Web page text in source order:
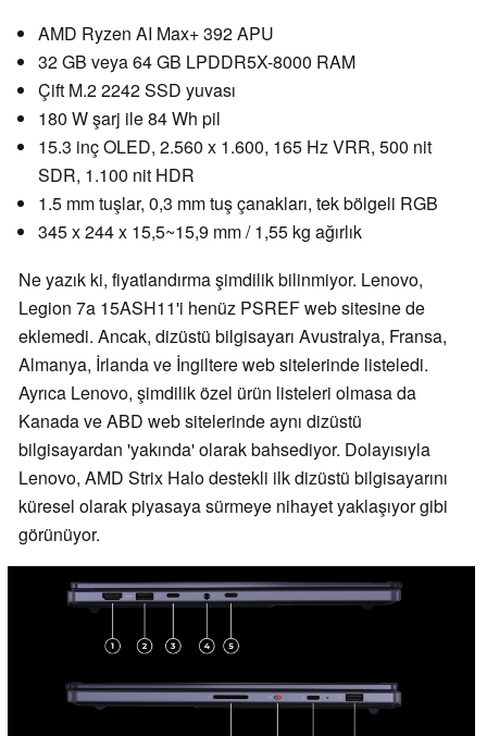
AMD Ryzen AI Max+ 392 APU
32 GB veya 64 GB LPDDR5X-8000 RAM
Çift M.2 2242 SSD yuvası
180 W şarj ile 84 Wh pil
15.3 inç OLED, 2.560 x 1.600, 165 Hz VRR, 500 nit
SDR, 1.100 nit HDR
1.5 mm tuşlar, 0,3 mm tuş çanakları, tek bölgeli RGB
345 x 244 x 15,5~15,9 mm / 1,55 kg ağırlık
Ne yazık ki, fiyatlandırma şimdilik bilinmiyor. Lenovo,
Legion 7a 15ASH11'i henüz PSREF web sitesine de
eklemedi. Ancak, dizüstü bilgisayarı Avustralya, Fransa,
Almanya, İrlanda ve İngiltere web sitelerinde listeledi.
Ayrıca Lenovo, şimdilik özel ürün listeleri olmasa da
Kanada ve ABD web sitelerinde aynı dizüstü
bilgisayardan 'yakında' olarak bahsediyor. Dolayısıyla
Lenovo, AMD Strix Halo destekli ilk dizüstü bilgisayarını
küresel olarak piyasaya sürmeye nihayet yaklaşıyor gibi
görünüyor.